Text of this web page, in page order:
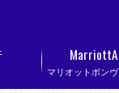
マリオットボン